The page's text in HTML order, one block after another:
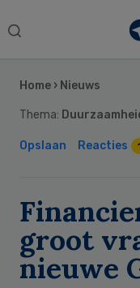
Search
Home › Nieuws
Thema:
Opslaan Reacties
groot
nieuwe
Sidebar